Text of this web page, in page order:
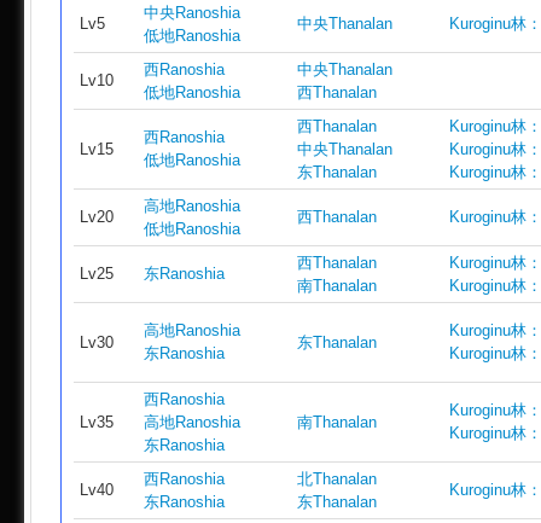
Lv5
中央Ranoshia
低地Ranoshia
中央Thanalan Kuroginu林
Lv10
西Ranoshia
低地Ranoshia
中央Thanalan
西Thanalan
Lv15
西Ranoshia
低地Ranoshia
西Thanalan
中央Thanalan
东Thanalan
Kuroginu林
Kuroginu林
Kuroginu林
Lv20
高地Ranoshia
低地Ranoshia
西Thanalan Kuroginu林
Lv25 东Ranoshia
西Thanalan
南Thanalan
Kuroginu林
Kuroginu林
Lv30
高地Ranoshia
东Ranoshia
东Thanalan
Kuroginu林
Kuroginu林
Lv35
西Ranoshia
高地Ranoshia
东Ranoshia
南Thanalan
Kuroginu林
Kuroginu林
Lv40
西Ranoshia
东Ranoshia
北Thanalan
东Thanalan
Kuroginu林